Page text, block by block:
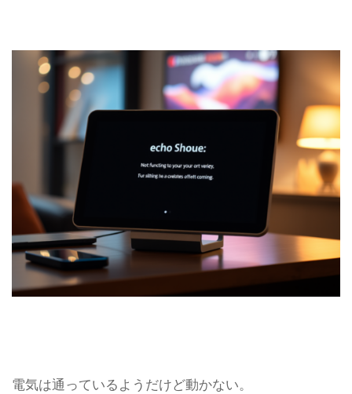
電気は通っているようだけど動かない。